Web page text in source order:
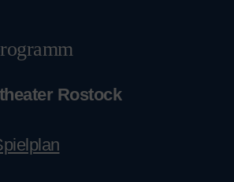
Rostock